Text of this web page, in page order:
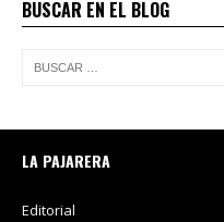
BUSCAR EN EL BLOG
LA PAJARERA
Editorial